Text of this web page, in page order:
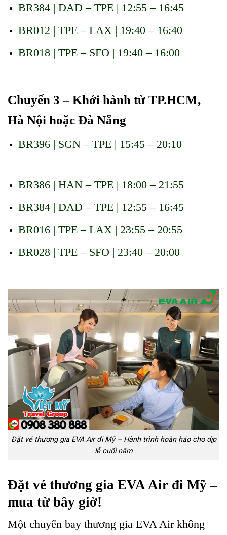
BR384 | DAD – TPE | 12:55 – 16:45
BR012 | TPE – LAX | 19:40 – 16:40
BR018 | TPE – SFO | 19:40 – 16:00
Chuyến 3 – Khởi hành từ TP.HCM,
Hà Nội hoặc Đà Nẵng
BR396 | SGN – TPE | 15:45 – 20:10
BR386 | HAN – TPE | 18:00 – 21:55
BR384 | DAD – TPE | 12:55 – 16:45
BR016 | TPE – LAX | 23:55 – 20:55
BR028 | TPE – SFO | 23:40 – 20:00
Đặt vé thương gia EVA Air đi Mỹ – Hành trình hoàn hảo cho dịp
lễ cuối năm
Đặt vé thương gia EVA Air đi Mỹ –
mua từ bây giờ!
Một chuyến bay thương gia EVA Air không